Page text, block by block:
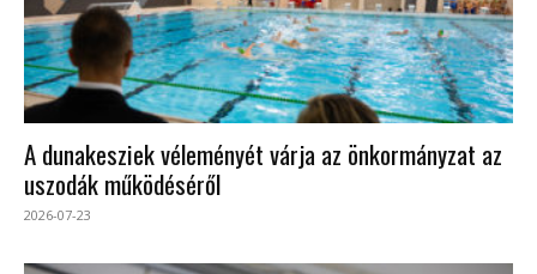
A dunakesziek véleményét várja az önkormányzat az
uszodák működéséről
2026-07-23